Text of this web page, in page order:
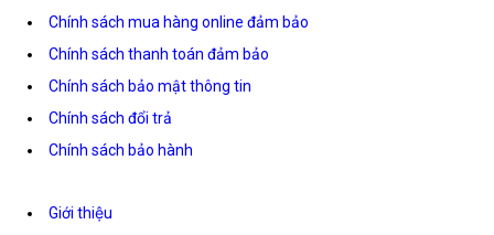
Chính sách mua hàng online đảm bảo
Chính sách thanh toán đảm bảo
Chính sách bảo mật thông tin
Chính sách đổi trả
Chính sách bảo hành
Giới thiệu